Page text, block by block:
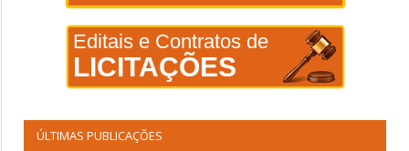
Editais e Contratos de
LICITAÇÕES
ÚLTIMAS PUBLICAÇÕES